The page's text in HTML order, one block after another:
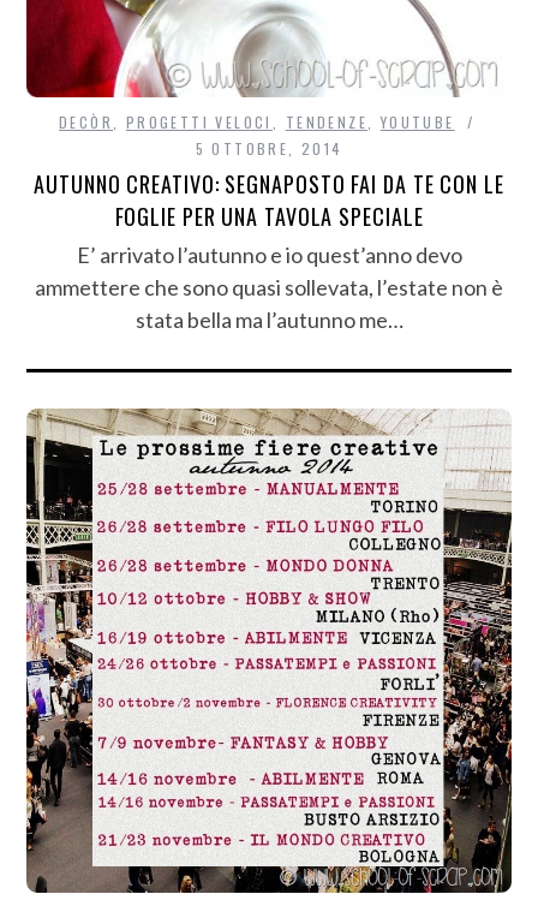
DECÒR PROGETTI VELOCI TENDENZE
YOUTUBE
5 OTTOBRE, 2014
AUTUNNO CREATIVO: SEGNAPOSTO FAI DA TE CON LE
FOGLIE PER UNA TAVOLA SPECIALE
E’ arrivato l’autunno e io quest’anno devo
ammettere che sono quasi sollevata, l’estate non è
stata bella ma l’autunno me…